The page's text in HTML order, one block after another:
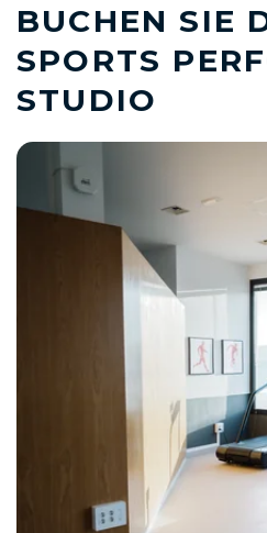
BUCHEN SIE
SPORTS
STUDIO